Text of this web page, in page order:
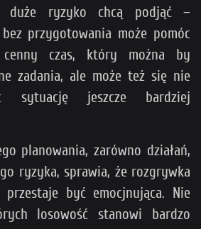
duże ryzyko chcą podjąć –
przygotowania może pomóc
cenny czas, który można by
zadania, ale może też się nie
sytuację jeszcze bardziej
planowania, zarówno działań,
ryzyka, sprawia, że rozgrywka
być emocjnująca. Nie
losowość stanowi bardzo